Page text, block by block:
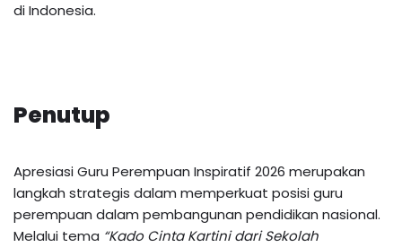
di Indonesia.
Penutup
Apresiasi Guru Perempuan Inspiratif 2026 merupakan
langkah strategis dalam memperkuat posisi guru
perempuan dalam pembangunan pendidikan nasional.
Melalui tema “Kado Cinta Kartini dari Sekolah